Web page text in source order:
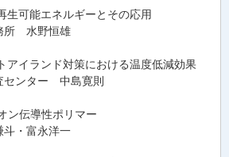
生可能エネルギーとその応用
所 水野恒雄
アイランド対策における温度低減効果
センター 中島寛則
ン伝導性ポリマー
・富永洋一